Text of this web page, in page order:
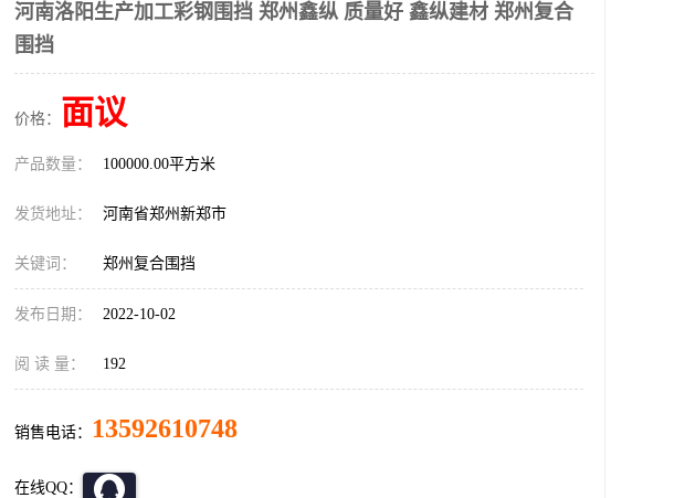
河南洛阳生产加工彩钢围挡 郑州鑫纵 质量好 鑫纵建材 郑州复合
围挡
价格： 面议
产品数量： 100000.00平方米
发货地址： 河南省郑州新郑市
关键词： 郑州复合围挡
发布日期： 2022-10-02
阅 读 量： 192
销售电话： 13592610748
在线QQ：